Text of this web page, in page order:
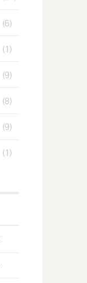
(6)
(1)
(9)
(8)
(9)
(1)